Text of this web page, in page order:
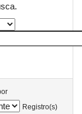
Registro(s)